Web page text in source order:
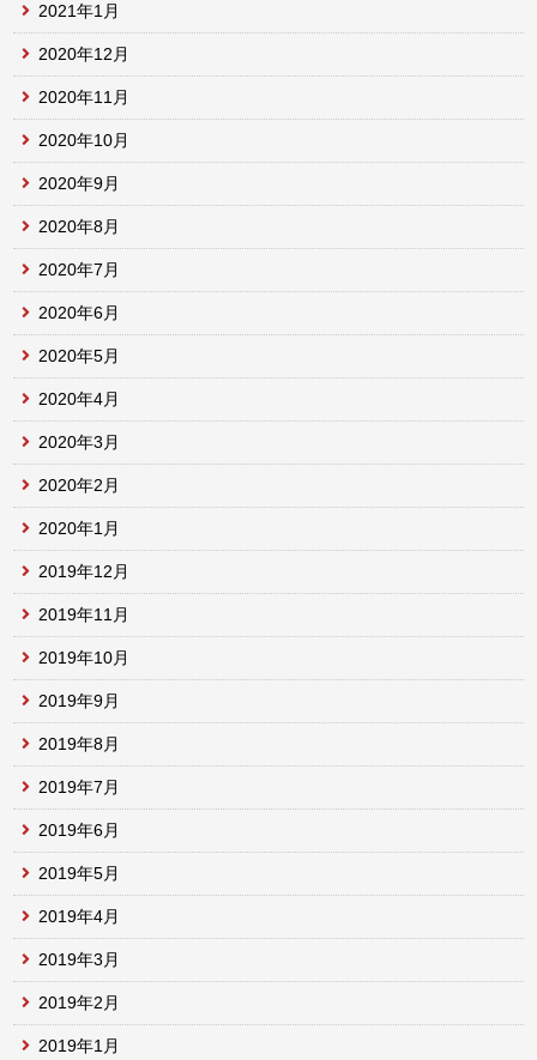
2021年1月
2020年12月
2020年11月
2020年10月
2020年9月
2020年8月
2020年7月
2020年6月
2020年5月
2020年4月
2020年3月
2020年2月
2020年1月
2019年12月
2019年11月
2019年10月
2019年9月
2019年8月
2019年7月
2019年6月
2019年5月
2019年4月
2019年3月
2019年2月
2019年1月